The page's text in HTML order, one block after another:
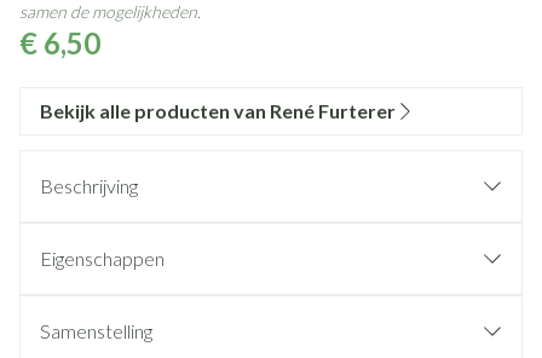
€ 6,50
samen de mogelijkheden.
Bekijk alle producten van René Furterer
Beschrijving
Eigenschappen
Samenstelling